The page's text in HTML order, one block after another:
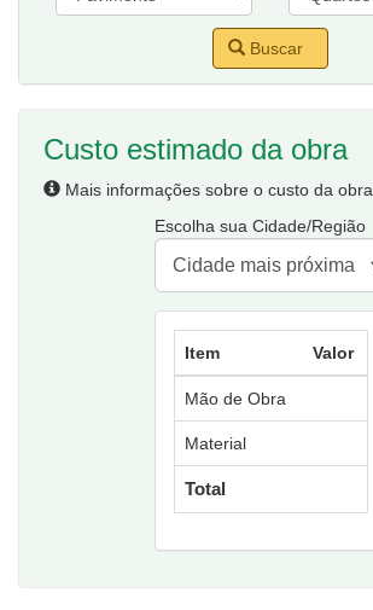
Buscar
Custo estimado da obra
Mais informações sobre o custo da obra
Escolha sua Cidade/Região
Item Valor
Mão de Obra
Material
Total